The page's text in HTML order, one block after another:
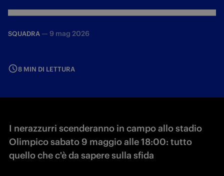
SQUADRA — 9 mag 2026
8 MIN DI LETTURA
I nerazzurri scenderanno in campo allo stadio
Olimpico sabato 9 maggio alle 18:00: tutto
quello che c'è da sapere sulla sfida